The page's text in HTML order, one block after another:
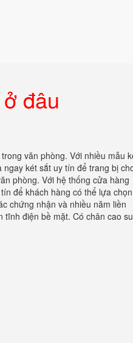
đâu
văn phòng. Với nhiều mẫu
két sắt uy tín để trang bị
phòng. Với hệ thống cửa hàng
để khách hàng có thể lựa chọn
chứng nhận và nhiều năm liền
điện bề mặt. Có chân cao